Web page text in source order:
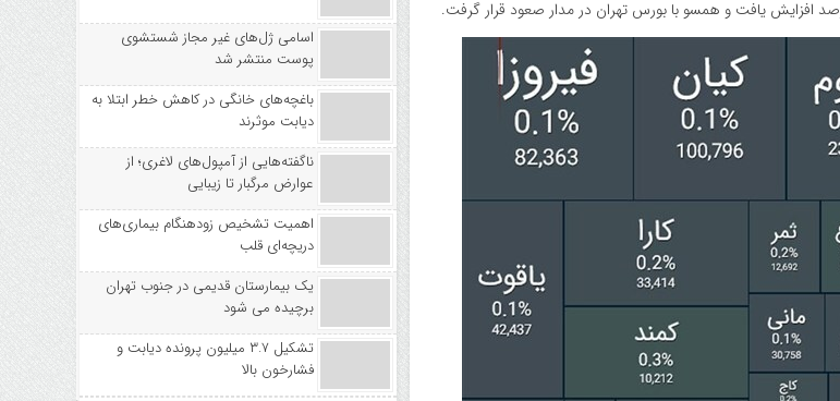
اسامی ژل‌های غیر مجاز شستشوی
پوست منتشر شد
باغچه‌های خانگی در کاهش خطر ابتلا به
دیابت موثرند
ناگفته‌هایی از آمپول‌های لاغری؛ از
عوارض مرگبار تا زیبایی
اهمیت تشخیص زودهنگام بیماری‌های
دریچه‌ای قلب
یک بیمارستان قدیمی در جنوب تهران
برچیده می شود
تشکیل ۳.۷ میلیون پرونده دیابت و
فشارخون بالا